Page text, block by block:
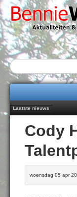
Home
Alle categorieën
Over Bennie
Laatste nieuws
nieuwe rugsponsor
Najaar '26 staat live!
102 kaarsen voor
Emmen wint op Open
Treffer van Quispel
Cody
woensdag 05 apr